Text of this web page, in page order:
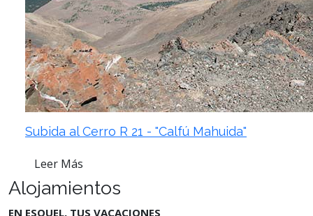
Subida al Cerro R 21 - "Calfú Mahuida"
Leer Más
Alojamientos
EN ESQUEL, TUS VACACIONES